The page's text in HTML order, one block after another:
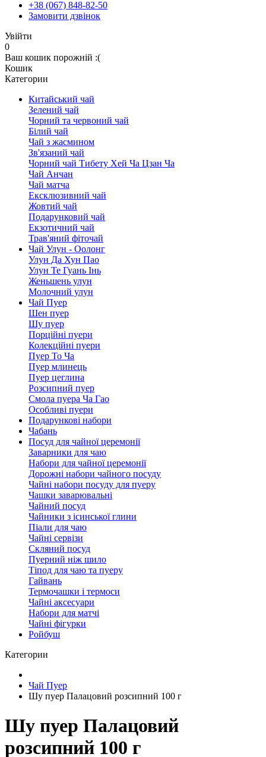
+38 (067) 848-82-50
Замовити дзвінок
Увійти
0
Ваш кошик порожній :(
Кошик
Категории
Китайський чай
Зелений чай
Чорний та червоний чай
Білий чай
Чай з жасмином
Зв'язаний чай
Чорний чай Тибету Хей Ча Цзан Ча
Чай Анчан
Чай матча
Ексклюзивний чай
Жовтий чай
Подарунковий чай
Екзотичний чай
Трав'яний фіточай
Чай Улун - Оолонг
Улун Да Хун Пао
Улун Те Гуань Інь
Женьшень улун
Молочний улун
Чай Пуер
Шен пуер
Шу пуер
Порційні пуери
Колекційні пуери
Пуер То Ча
Пуер млинець
Пуер цеглина
Розсипний пуер
Смола пуера Ча Гао
Особливі пуери
Подарункові набори
Чабань
Посуд для чайної церемонії
Заварники для чаю
Набори для чайної церемонії
Дорожні набори чайного посуду
Чайні набори посуду для пуеру
Чашки заварювальні
Чайний посуд
Чайники з ісинської глини
Піали для чаю
Чайні сервізи
Скляний посуд
Пуерний ніж шило
Тіпод для чаю та пуеру
Гайвань
Термочашки і термоси
Чайні аксесуари
Набори для матчі
Чайні фігурки
Ройбуш
Категории
Чай Пуер
Шу пуер Палацовий розсипний 100 г
Шу пуер Палацовий
розсипний 100 г